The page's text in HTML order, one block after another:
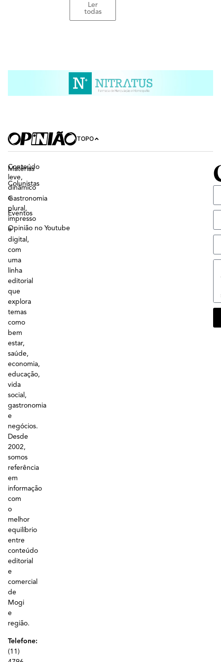
Ler
todas
TOPO
Conteúdo
leve,
dinâmico
e
plural,
impresso
e
digital,
com
uma
linha
editorial
que
explora
temas
como
bem
estar,
saúde,
economia,
educação,
vida
social,
gastronomia
e
negócios.
Desde
2002,
somos
referência
em
informação
com
o
melhor
equilíbrio
entre
conteúdo
editorial
e
comercial
de
Mogi
e
região.
Telefone:
(11)
Matérias
Colunistas
Gastronomia
Eventos
Opinião no Youtube